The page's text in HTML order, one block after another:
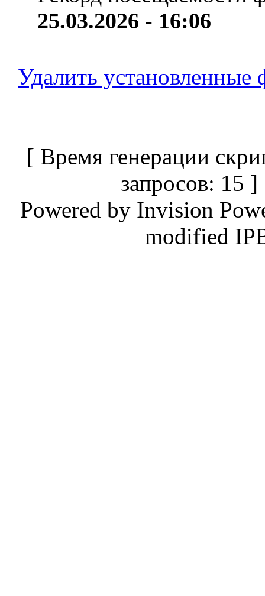
25.03.2026 - 16:06
Удалить
[ Время генерации
запросов:
Powered by Invision
modified